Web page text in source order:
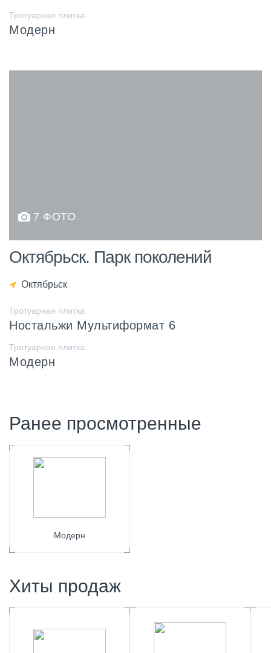
Тротуарная плитка
Модерн
7 ФОТО
Октябрьск. Парк поколений
Октябрьск
Тротуарная плитка
Ностальжи Мультиформат 6
Тротуарная плитка
Модерн
Ранее просмотренные
Модерн
Хиты продаж